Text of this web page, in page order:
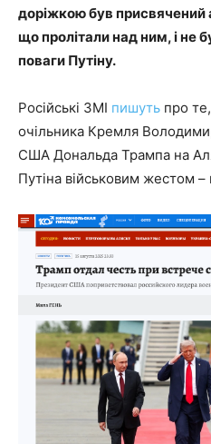
доріжкою був
що пролітали над ним, і не
поваги Путіну.
Російські ЗМІ пишуть про
очільника Кремля
США Дональда Трампа на
Путіна військовим жестом –